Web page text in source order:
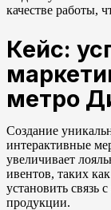
качестве работы,
Кейс:
метро
Создание
интерактивные
увеличивает
ивентов, таких
установить связь
продукции.